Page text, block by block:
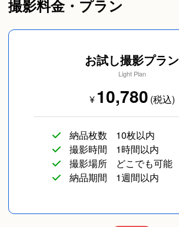
撮影料金・プラン
お試し撮影プラン
Light Plan
¥10,780 (税込)
納品枚数
10枚以内
撮影時間
1時間以内
撮影場所
どこでも可能
納品期間
1週間以内